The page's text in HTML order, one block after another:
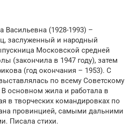
(1928-1993) –
заслуженный и народный
Московской средней
(закончила в 1947 году), затем
(год окончания – 1953). С
по всему Советскому
основном жила и работала в
в творческих командировках по
провинцией, самыми дальними
Писала стихи.